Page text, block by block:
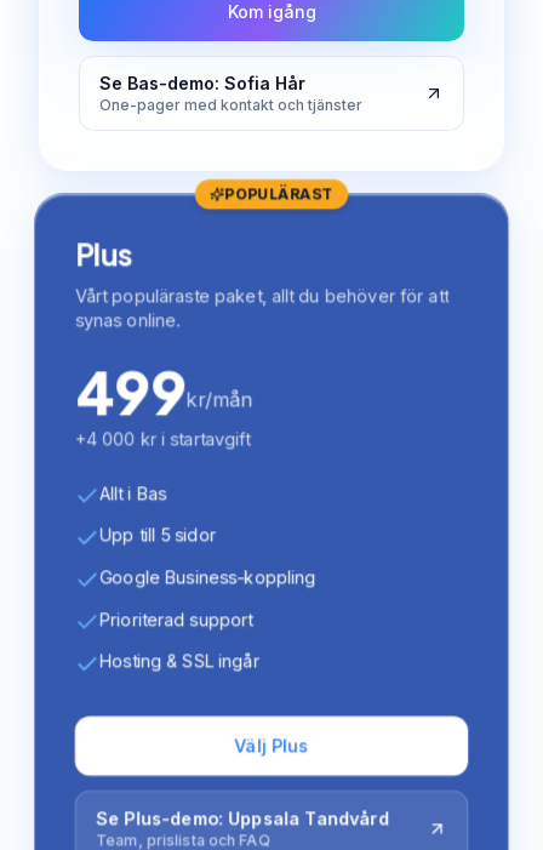
Kom igång
Se Bas-demo: Sofia Hår
One-pager med kontakt och tjänster
POPULÄRAST
Plus
Vårt populäraste paket, allt du behöver för att
synas online.
499kr/mån
+4 000 kr i startavgift
Allt i Bas
Upp till 5 sidor
Google Business-koppling
Prioriterad support
Hosting & SSL ingår
Välj Plus
Se Plus-demo: Uppsala Tandvård
Team, prislista och FAQ